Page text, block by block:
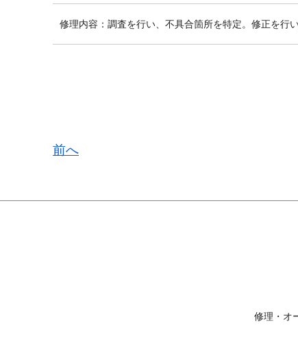
修理内容 ： 調査を行い、不具合箇所を特定。修正を行
前へ
修理・オ